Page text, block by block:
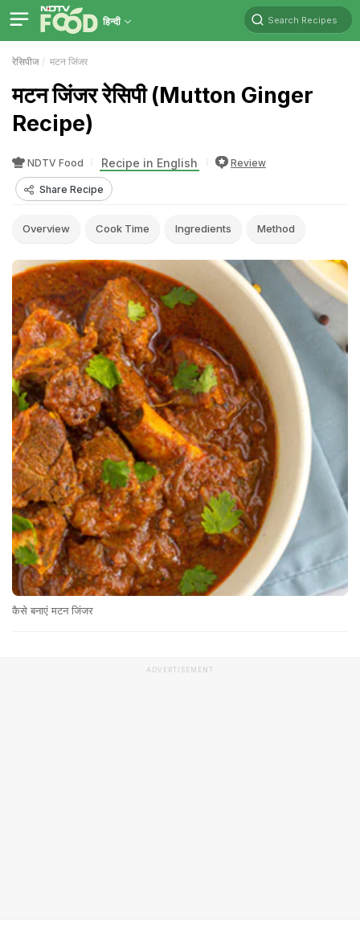
हिन्दी Search Recipes
रेसिपीज मटन जिंजर
मटन जिंजर रेसिपी (Mutton Ginger
Recipe)
NDTV Food Recipe in English Review
Share Recipe
Overview Cook Time Ingredients Method
कैसे बनाएं मटन जिंजर
ADVERTISEMENT